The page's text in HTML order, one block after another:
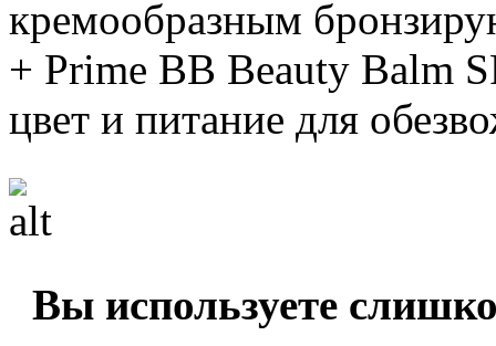
кремообразным
+ Prime BB Beauty Balm
цвет и питание для
Вы используете